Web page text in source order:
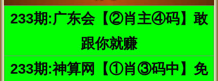
旁推擦10遍以上。